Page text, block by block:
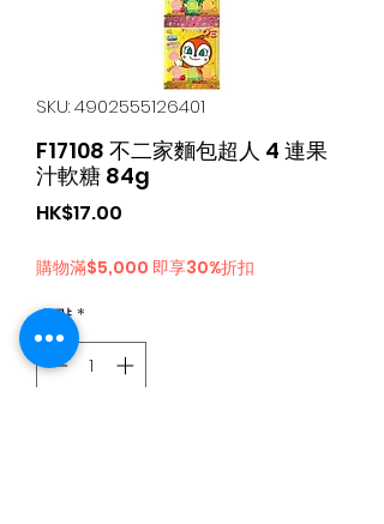
SKU: 4902555126401
F17108 不二家麵包超人 4 連果
汁軟糖 84g
HK$17.00
購物滿$5,000 即享30%折扣
수량*